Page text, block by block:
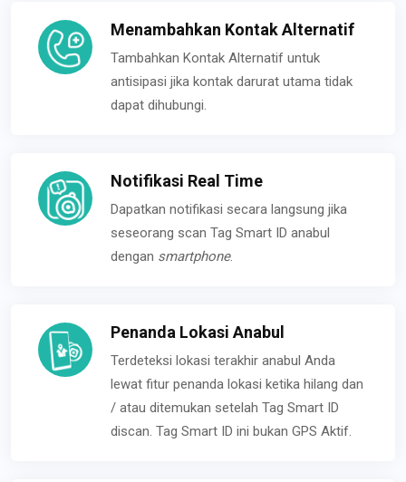
Menambahkan Kontak Alternatif
Tambahkan Kontak Alternatif untuk
antisipasi jika kontak darurat utama tidak
dapat dihubungi.
Notifikasi Real Time
Dapatkan notifikasi secara langsung jika
seseorang scan Tag Smart ID anabul
dengan smartphone.
Penanda Lokasi Anabul
Terdeteksi lokasi terakhir anabul Anda
lewat fitur penanda lokasi ketika hilang dan
/ atau ditemukan setelah Tag Smart ID
discan. Tag Smart ID ini bukan GPS Aktif.